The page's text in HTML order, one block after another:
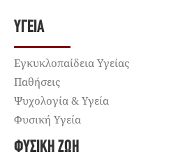
ΥΓΕΊΑ
Εγκυκλοπαίδεια Υγείας
Παθήσεις
Ψυχολογία & Υγεία
Φυσική Υγεία
ΦΥΣΙΚΉ ΖΩΉ